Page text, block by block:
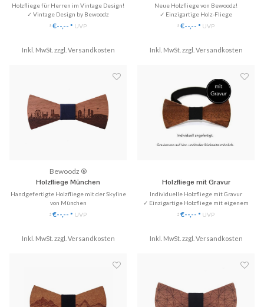
Marine
Holzfliege für Herren im Vintage Design!
✓ Vintage Design by Bewoodz
✓ Größe M-L, handgefertigt
*€--,-- * UVP
Inkl. MwSt. zzgl. Versandkosten
Neue Holzfliege von Bewoodz!
✓ Einzigartige Holz-Fliege
✓ Handgefertigt aus Echtholz
♥ Gratis Versand
*€--,-- * UVP
Inkl. MwSt. zzgl. Versandkosten
Bewoodz ®
Holzfliege München
Handgefertigte Holzfliege mit der Skyline
von München
✓ Einzigartige Holz-Fliege
✓ Handgefertigt aus Echtholz
*€--,-- * UVP
Inkl. MwSt. zzgl. Versandkosten
Holzfliege mit Gravur
Individuelle Holzfliege mit Gravur
✓ Einzigartige Holzfliege mit eigenem
Design
✓ Gravur mit Motiv oder Initialien
✓ Handgefertigt in Deutschland
*€--,-- * UVP
Inkl. MwSt. zzgl. Versandkosten